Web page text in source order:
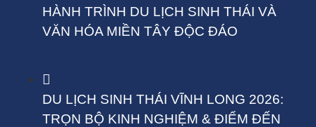
HÀNH TRÌNH DU LỊCH SINH THÁI VÀ
VĂN HÓA MIỀN TÂY ĐỘC ĐÁO
DU LỊCH SINH THÁI VĨNH LONG 2026:
TRỌN BỘ KINH NGHIỆM & ĐIỂM ĐẾN